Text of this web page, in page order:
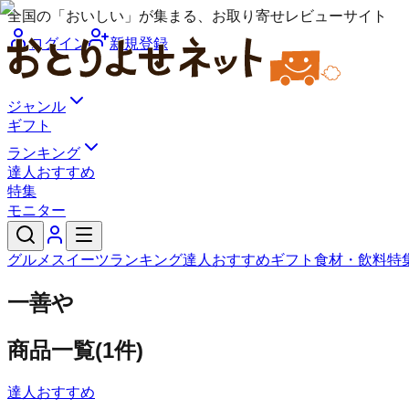
全国の「おいしい」が集まる、お取り寄せレビューサイト
ログイン
新規登録
ジャンル
ギフト
ランキング
達人おすすめ
特集
モニター
グルメ スイーツランキング達人おすすめギフト 食材・飲料特
一善や
商品一覧(1件)
達人おすすめ